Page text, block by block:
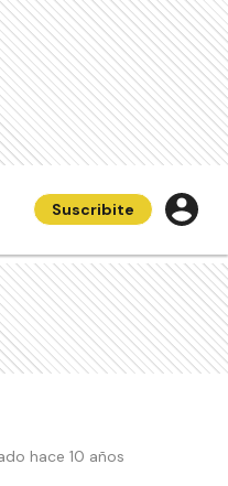
Suscribite
hace 10 años